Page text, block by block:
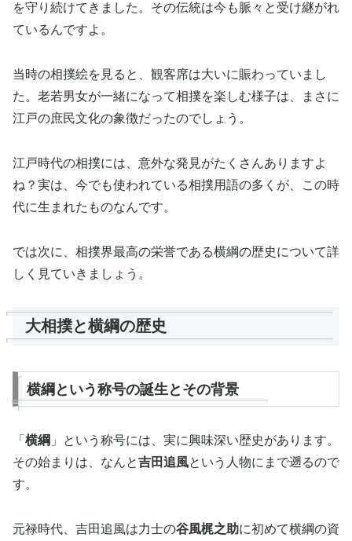
を守り続けてきました。その伝統は今も脈々と受け継がれ
ているんですよ。
当時の相撲絵を見ると、観客席は大いに賑わっていまし
た。老若男女が一緒になって相撲を楽しむ様子は、まさに
江戸の庶民文化の象徴だったのでしょう。
江戸時代の相撲には、意外な発見がたくさんありますよ
ね？実は、今でも使われている相撲用語の多くが、この時
代に生まれたものなんです。
では次に、相撲界最高の栄誉である横綱の歴史について詳
しく見ていきましょう。
大相撲と横綱の歴史
横綱という称号の誕生とその背景
「 横綱 」という称号には、実に興味深い歴史があります。
その始まりは、なんと吉田追風という人物にまで遡るので
す。
元禄時代、吉田追風は力士の谷風梶之助に初めて横綱の資